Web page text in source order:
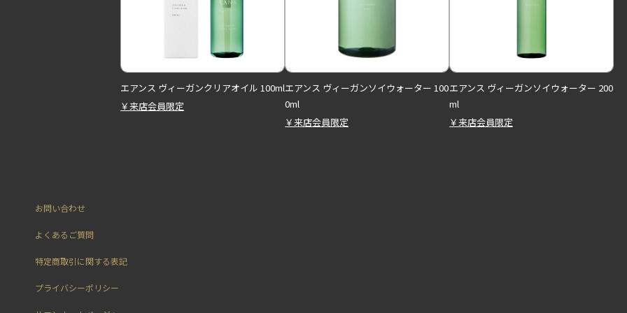
エアンス ヴィーガンクリアオイル 100ml
￥来店会員限定
エアンス ヴィーガンソイウォーター 100
0ml
￥来店会員限定
エアンス ヴィーガンソイウォーター 200
ml
￥来店会員限定
お問い合わせ
よくあるご質問
特定商取引に関する表記
プライバシーポリシー